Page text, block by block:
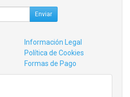
Enviar
Información Legal
Política de Cookies
Formas de Pago